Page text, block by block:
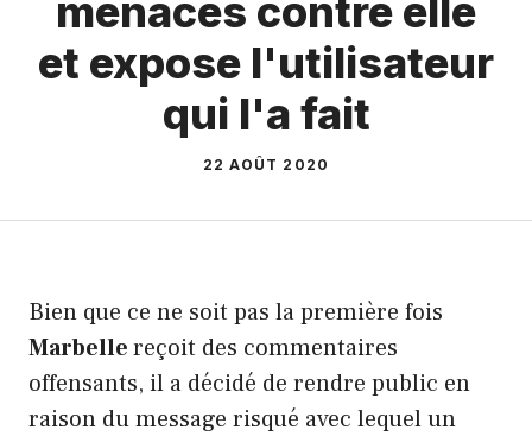
menaces contre elle
et expose l'utilisateur
qui l'a fait
22 AOÛT 2020
Bien que ce ne soit pas la première fois
Marbellereçoit des commentaires
offensants, il a décidé de rendre public en
raison du message risqué avec lequel un